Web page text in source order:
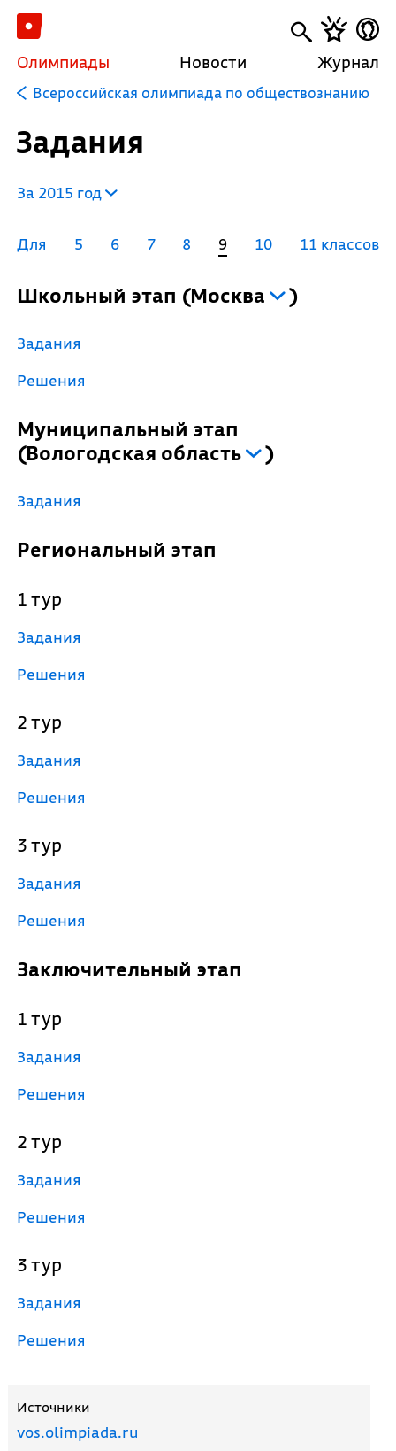
Олимпиады Новости Журнал
Всероссийская олимпиада по обществознанию
Задания
За 2015 год
Для 5 6 7 8 9 10 11 классов
Школьный этап (Москва )
Задания
Решения
Муниципальный этап
(Вологодская область )
Задания
Региональный этап
1 тур
Задания
Решения
2 тур
Задания
Решения
3 тур
Задания
Решения
Заключительный этап
1 тур
Задания
Решения
2 тур
Задания
Решения
3 тур
Задания
Решения
Источники
vos.olimpiada.ru